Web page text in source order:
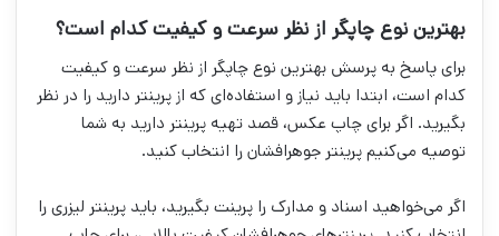
بهترین نوع چاپگر از نظر سرعت و کیفیت کدام است؟
برای پاسخ به پرسش بهترین نوع چاپگر از نظر سرعت و کیفیت
کدام است، ابتدا باید نیاز و استفاده‌ای که از پرینتر دارید را در نظر
بگیرید. اگر برای چاپ عکس، قصد تهیه پرینتر دارید به شما
توصیه می‌کنیم پرینتر جوهرافشان را انتخاب کنید.
اگر می‌خواهید اسناد و مدارک را پرینت بگیرید، باید پرینتر لیزری را